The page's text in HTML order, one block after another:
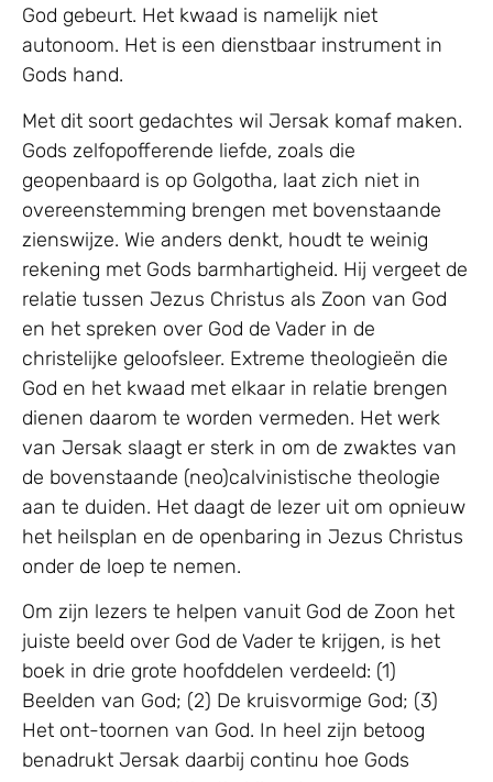
God gebeurt. Het kwaad is namelijk niet
autonoom. Het is een dienstbaar instrument in
Gods hand.
Met dit soort gedachtes wil Jersak komaf maken.
Gods zelfopofferende liefde, zoals die
geopenbaard is op Golgotha, laat zich niet in
overeenstemming brengen met bovenstaande
zienswijze. Wie anders denkt, houdt te weinig
rekening met Gods barmhartigheid. Hij vergeet de
relatie tussen Jezus Christus als Zoon van God
en het spreken over God de Vader in de
christelijke geloofsleer. Extreme theologieën die
God en het kwaad met elkaar in relatie brengen
dienen daarom te worden vermeden. Het werk
van Jersak slaagt er sterk in om de zwaktes van
de bovenstaande (neo)calvinistische theologie
aan te duiden. Het daagt de lezer uit om opnieuw
het heilsplan en de openbaring in Jezus Christus
onder de loep te nemen.
Om zijn lezers te helpen vanuit God de Zoon het
juiste beeld over God de Vader te krijgen, is het
boek in drie grote hoofddelen verdeeld: (1)
Beelden van God; (2) De kruisvormige God; (3)
Het ont-toornen van God. In heel zijn betoog
benadrukt Jersak daarbij continu hoe Gods